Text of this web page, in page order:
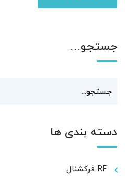
جستجو…
دسته بندی ها
RF فرکشنال